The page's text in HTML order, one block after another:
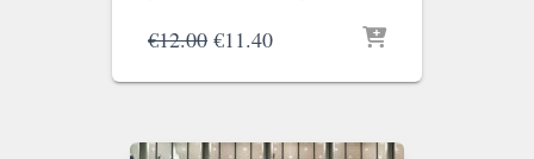
€12.00 Il
originale
€12.00.
€11.40Il
attuale
€11.40.